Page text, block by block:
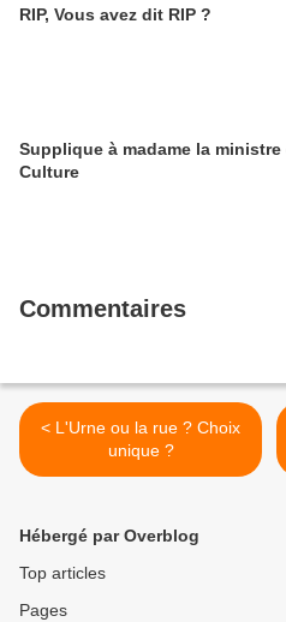
RIP, Vous avez dit RIP ?
Supplique à madame la ministre
Culture
Commentaires
< L'Urne ou la rue ? Choix
unique ?
Hébergé par Overblog
Top articles
Pages